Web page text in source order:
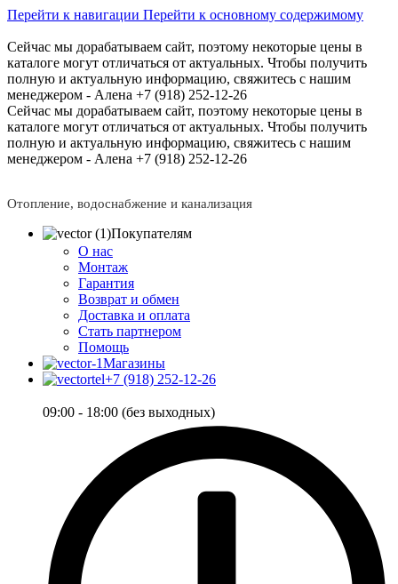
Перейти к навигации Перейти к основному содержимому
Сейчас мы дорабатываем сайт, поэтому некоторые цены в
каталоге могут отличаться от актуальных. Чтобы получить
полную и актуальную информацию, свяжитесь с нашим
менеджером - Алена +7 (918) 252-12-26
Сейчас мы дорабатываем сайт, поэтому некоторые цены в
каталоге могут отличаться от актуальных. Чтобы получить
полную и актуальную информацию, свяжитесь с нашим
менеджером - Алена +7 (918) 252-12-26
Отопление, водоснабжение и канализация
Покупателям
О нас
Монтаж
Гарантия
Возврат и обмен
Доставка и оплата
Стать партнером
Помощь
Магазины
+7 (918) 252-12-26
09:00 - 18:00 (без выходных)